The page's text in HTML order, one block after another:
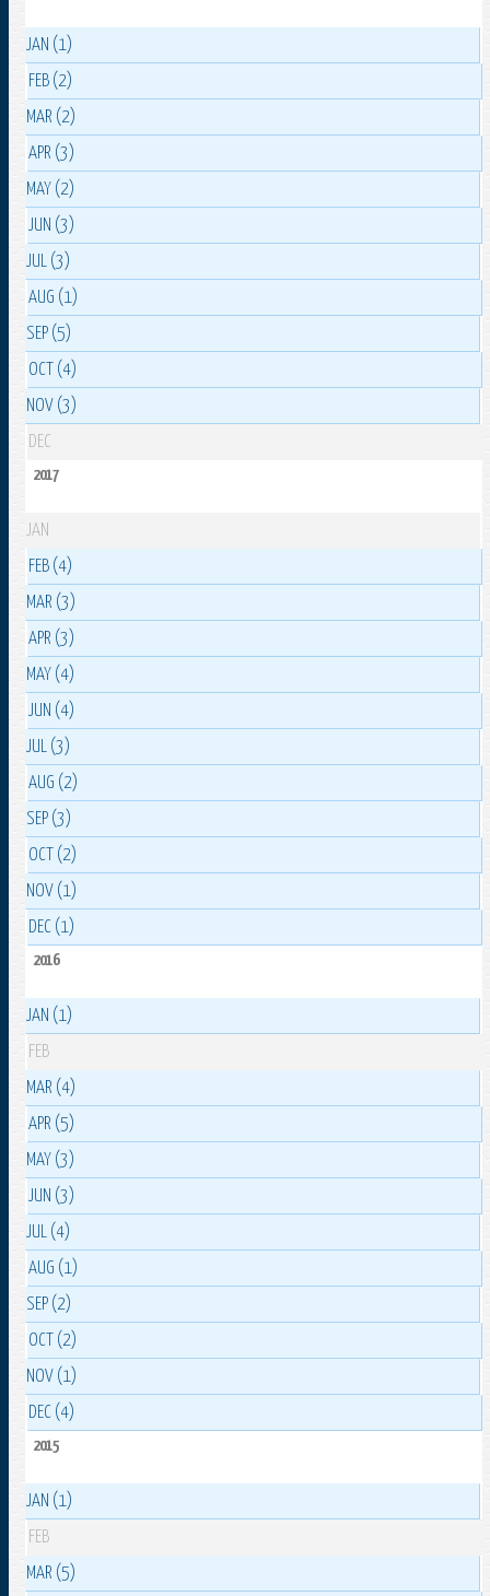
JAN (1)
FEB (2)
MAR (2)
APR (3)
MAY (2)
JUN (3)
JUL (3)
AUG (1)
SEP (5)
OCT (4)
NOV (3)
DEC
2017
JAN
FEB (4)
MAR (3)
APR (3)
MAY (4)
JUN (4)
JUL (3)
AUG (2)
SEP (3)
OCT (2)
NOV (1)
DEC (1)
2016
JAN (1)
FEB
MAR (4)
APR (5)
MAY (3)
JUN (3)
JUL (4)
AUG (1)
SEP (2)
OCT (2)
NOV (1)
DEC (4)
2015
JAN (1)
FEB
MAR (5)